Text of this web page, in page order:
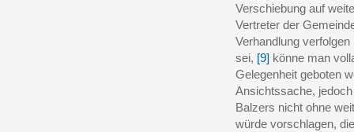
Verschiebung auf
Vertreter der
Verhandlung
sei, [9] könne man
Gelegenheit geboten
Ansichtssache,
Balzers nicht ohne
würde vorschlagen,